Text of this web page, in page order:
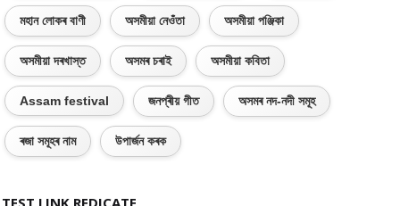
মহান লোকৰ বাণী অসমীয়া নেওঁতা অসমীয়া পঞ্জিকা
অসমীয়া দৰখাস্ত অসমৰ চৰাই অসমীয়া কবিতা
Assam festival জনপ্ৰীয় গীত অসমৰ নদ-নদী সমূহ
ৰজা সমূহৰ নাম উপাৰ্জন কৰক
TEST LINK REDICATE